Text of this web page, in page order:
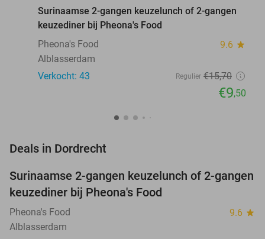
Surinaamse 2-gangen keuzelunch of 2-gangen
keuzediner bij Pheona's Food
Pheona's Food
9.6 star
Alblasserdam
Verkocht: 43
Regulier €15,70
€9,50
Deals in Dordrecht
39%
Surinaamse 2-gangen keuzelunch of 2-gangen
keuzediner bij Pheona's Food
Pheona's Food 9.6 star
Alblasserdam